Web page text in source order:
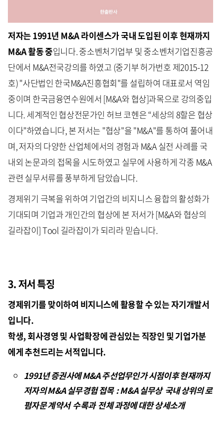
저자는 1991년 M&A 라이센스가 국내 도입된 이후 현재까지
M&A 활동 중입니다. 중소벤처기업부 및 중소벤처기업진흥공
단에서 M&A전국강의를 하였고 (중기부 허가번호 제2015-12
호) "사단법인 한국M&A진흥협회"를 설립하여 대표로서 역임
중이며 한국금융연수원에서 [M&A와 협상]과목으로 강의중입
니다. 세계적인 협상전문가인 허브 코헨은 “세상의 8할은 협상
이다"하였습니다, 본 저서는 "협상"을 "M&A"를 통하여 풀어내
며, 저자의 다양한 산업체에서의 경험과 M&A 실전 사례를 국
내외 논문과의 접목을 시도하였고 실무에 사용하게 각종 M&A
관련 실무서류를 풍부하게 담았습니다.
경제위기 극복을 위하여 기업간의 비지니스 융합의 활성화가
기대되며 기업과 개인간의 협상에 본 저서가 [M&A와 협상의
길라잡이] Tool 길라잡이가 되리라 믿습니다.
3. 저서 특징
경제위기를 맞이하여 비지니스에 활용할 수 있는 자기개발서
입니다.
학생, 회사경영 및 사업확장에 관심있는 직장인 및 기업가분
에게 추천드리는 서적입니다.
1991년 증권사에 M&A 주선업무인가 시점이후 현재까지
저자의 M&A 실무경험 접목 : M&A 실무상 국내 상위의 로
펌자문 계약서 수록과 전체 과정에 대한 상세소개